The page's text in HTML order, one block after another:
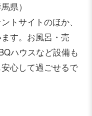
県）
トサイトのほか、
す。お風呂・売
ハウスなど設備も
心して過ごせるで